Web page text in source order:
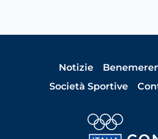
Notizie
Società Sportive